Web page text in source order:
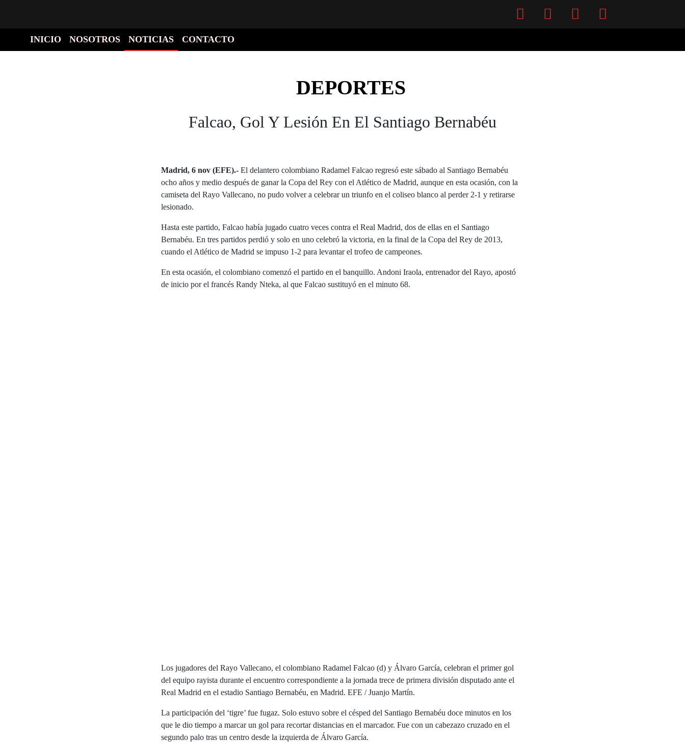
INICIO NOSOTROS NOTICIAS CONTACTO
DEPORTES
Falcao, Gol Y Lesión En El Santiago Bernabéu
Madrid, 6 nov (EFE).- El delantero colombiano Radamel Falcao regresó este sábado al Santiago Bernabéu
ocho años y medio después de ganar la Copa del Rey con el Atlético de Madrid, aunque en esta ocasión, con la
camiseta del Rayo Vallecano, no pudo volver a celebrar un triunfo en el coliseo blanco al perder 2-1 y retirarse
lesionado.
Hasta este partido, Falcao había jugado cuatro veces contra el Real Madrid, dos de ellas en el Santiago
Bernabéu. En tres partidos perdió y solo en uno celebró la victoria, en la final de la Copa del Rey de 2013,
cuando el Atlético de Madrid se impuso 1-2 para levantar el trofeo de campeones.
En esta ocasión, el colombiano comenzó el partido en el banquillo. Andoni Iraola, entrenador del Rayo, apostó
de inicio por el francés Randy Nteka, al que Falcao sustituyó en el minuto 68.
Los jugadores del Rayo Vallecano, el colombiano Radamel Falcao (d) y Álvaro García, celebran el primer gol
del equipo rayista durante el encuentro correspondiente a la jornada trece de primera división disputado ante el
Real Madrid en el estadio Santiago Bernabéu, en Madrid. EFE / Juanjo Martín.
La participación del ‘tigre’ fue fugaz. Solo estuvo sobre el césped del Santiago Bernabéu doce minutos en los
que le dio tiempo a marcar un gol para recortar distancias en el marcador. Fue con un cabezazo cruzado en el
segundo palo tras un centro desde la izquierda de Álvaro García.